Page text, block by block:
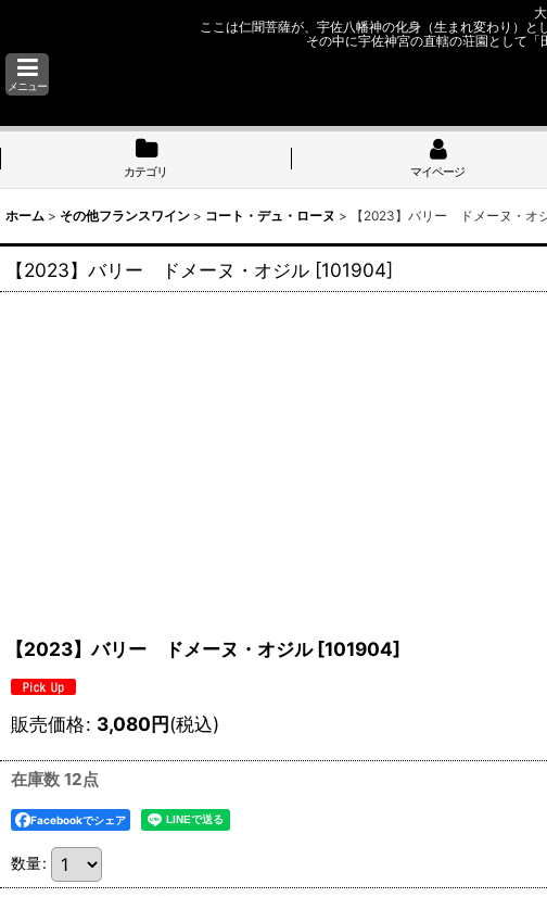
ここは仁聞菩薩が、宇佐八幡神の化身（生まれ変わり）
その中に宇佐神宮の直轄の荘園として「
メニュー
カテゴリ マイページ
ホーム > その他フランスワイン > コート・デュ・ローヌ > 【2023】バリー ドメーヌ・オ
【2023】バリー ドメーヌ・オジル [101904]
【2023】バリー ドメーヌ・オジル [101904]
販売価格: 3,080円(税込)
在庫数 12点
Facebookでシェア
数量: